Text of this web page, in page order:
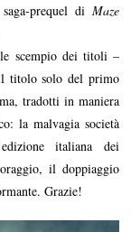
prequel di Maze
scempio dei titoli –
solo del primo
tradotti in maniera
la malvagia società
italiana dei
il doppiaggio
Grazie!